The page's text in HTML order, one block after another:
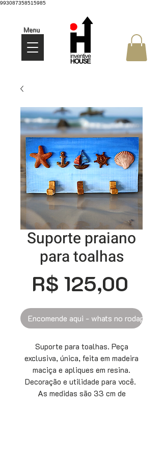
993087358515985
Menu
Suporte praiano
para toalhas
R$ 125,00
Encomende aqui - whats no rodapé
Suporte para toalhas. Peça
exclusiva, única, feita em madeira
maciça e apliques em resina.
Decoração e utilidade para você.
As medidas são 33 cm de